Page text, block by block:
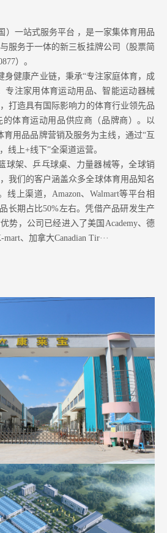
）一站式服务平台 ，是一家集体育用品
服务于一体的新三板挂牌公司（股票简
）。
身健康产业链，秉承“专注家庭体育，成
专注家用体育运动用品、智能运动器械
打造具有国际影响力的体育行业领先品
体育运动用品供应商（品牌商）。以
育用品品牌营销及服务为主线，通过“互
线上+线下”全渠道运营。
球架、乒乓球桌、力量器械等，全球销
我们的客户涵盖众多全球体育用品知名
线上渠道，Amazon、Walmart等平台相
长期占比50%左右。凭借产品研发生产
势，公司已经进入了美国Academy、德
、加拿大Canadian Tir···